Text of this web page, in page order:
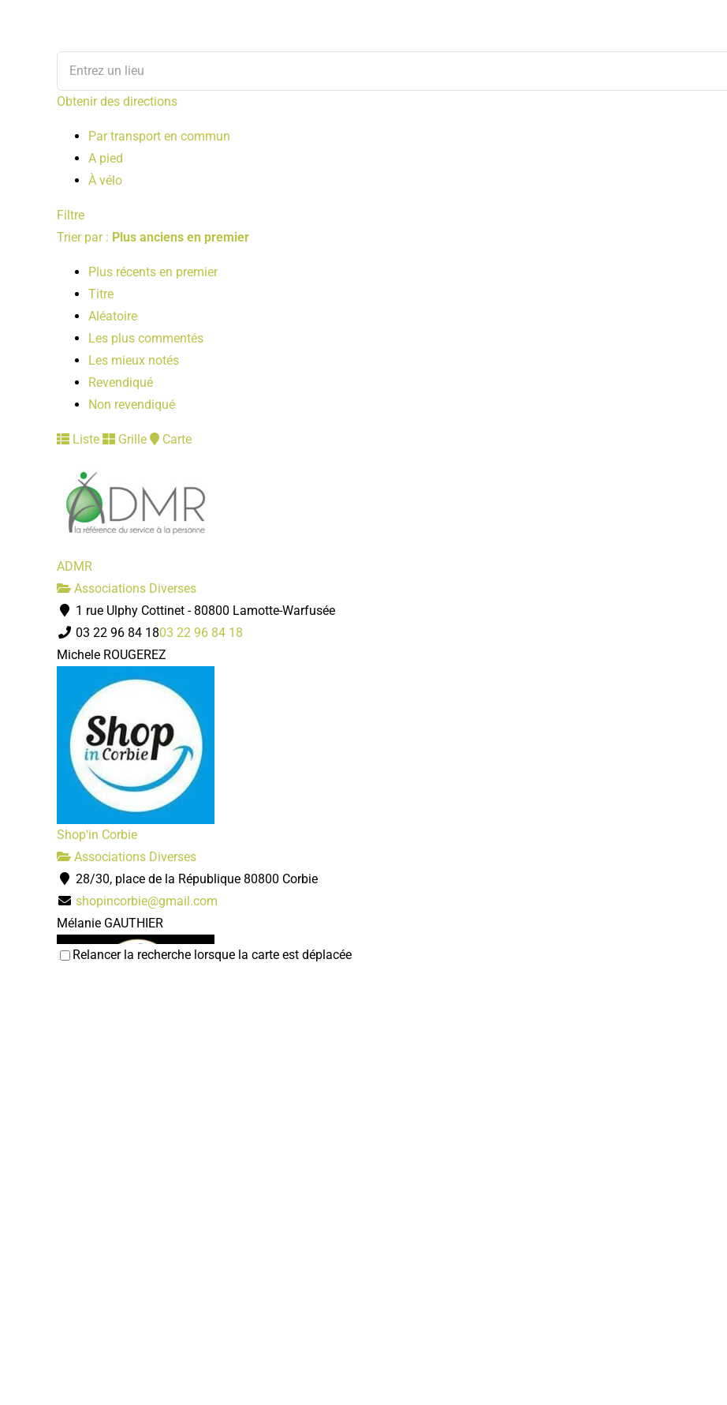
Obtenir des directions
Par transport en commun
A pied
À vélo
Filtre
Trier par : Plus anciens en premier
Plus récents en premier
Titre
Aléatoire
Les plus commentés
Les mieux notés
Revendiqué
Non revendiqué
Liste Grille Carte
ADMR
Associations Diverses
1 rue Ulphy Cottinet - 80800 Lamotte-Warfusée
03 22 96 84 1803 22 96 84 18
Michele ROUGEREZ
Shop'in Corbie
Associations Diverses
28/30, place de la République 80800 Corbie
shopincorbie@gmail.com
Mélanie GAUTHIER
Relancer la recherche lorsque la carte est déplacée